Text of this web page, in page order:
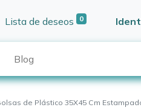
Lista de deseos 0
Blog
de Plástico 35X45 Cm